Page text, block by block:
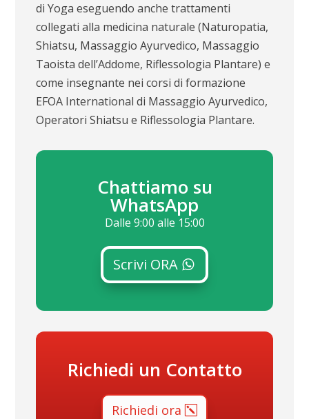
di Yoga eseguendo anche trattamenti
collegati alla medicina naturale (Naturopatia,
Shiatsu, Massaggio Ayurvedico, Massaggio
Taoista dell’Addome, Riflessologia Plantare) e
come insegnante nei corsi di formazione
EFOA International di Massaggio Ayurvedico,
Operatori Shiatsu e Riflessologia Plantare.
Chattiamo su
WhatsApp
Dalle 9:00 alle 15:00
Scrivi ORA
Richiedi un Contatto
Richiedi ora